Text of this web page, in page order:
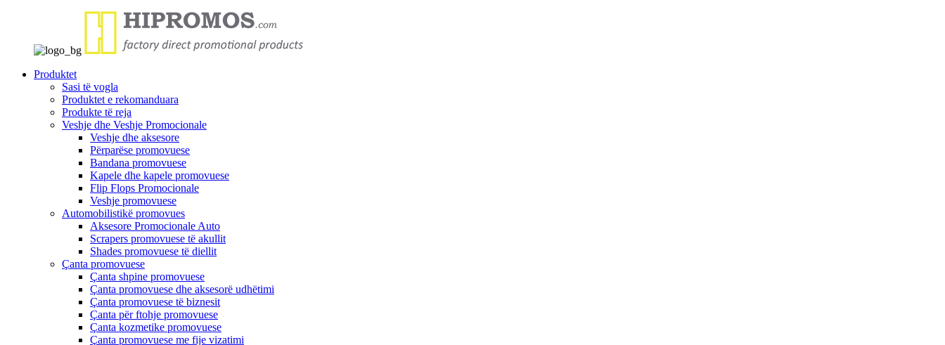
Produktet
Sasi të vogla
Produktet e rekomanduara
Produkte të reja
Veshje dhe Veshje Promocionale
Veshje dhe aksesore
Përparëse promovuese
Bandana promovuese
Kapele dhe kapele promovuese
Flip Flops Promocionale
Veshje promovuese
Automobilistikë promovues
Aksesore Promocionale Auto
Scrapers promovuese të akullit
Shades promovuese të diellit
Çanta promovuese
Çanta shpine promovuese
Çanta promovuese dhe aksesorë udhëtimi
Çanta promovuese të biznesit
Çanta për ftohje promovuese
Çanta kozmetike promovuese
Çanta promovuese me fije vizatimi